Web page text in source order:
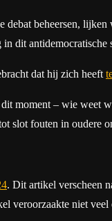
beheersen,
dit
dat hij zich heeft
moment – wie weet
slot fouten in oudere
. Dit artikel verscheen
veroorzaakte niet veel